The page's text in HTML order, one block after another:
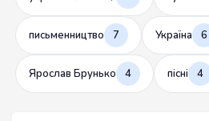
письменництво 7 Україна 6
Ярослав Брунько 4 пісні 4